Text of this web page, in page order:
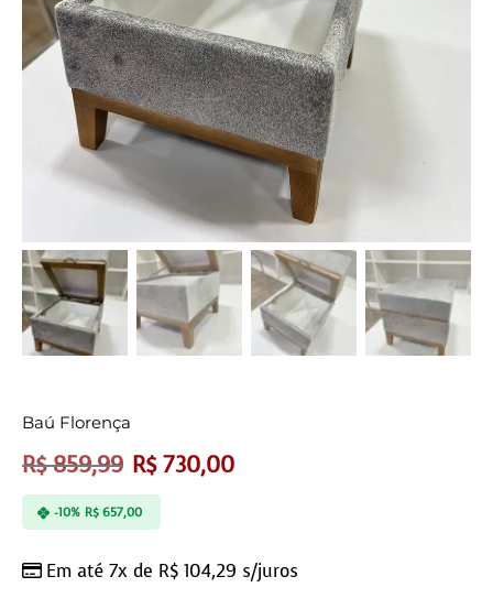
Baú Florença
R$859,99 R$730,00
Em até 7x de R$ 104,29 s/juros
-10% R$657,00